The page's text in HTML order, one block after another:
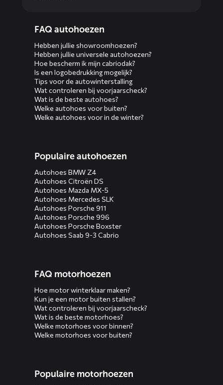
menusFAQ autohoezen
Hebben jullie showroomhoezen?
Hebben jullie universele autohoezen?
Hoe bescherm ik mijn cabriodak?
Is een logobedrukking mogelijk?
Tips voor de autowinterstalling
Wat controleren bij voorjaarscheck?
Wat is de beste autohoes?
Welke autohoes voor buiten?
Welke autohoes voor in de winter?
Populaire autohoezen
Autohoes BMW Z4
Autohoes Citroën DS
Autohoes Mazda MX-5
Autohoes Mercedes SLK
Autohoes Porsche 911
Autohoes Porsche 996
Autohoes Porsche Boxster
Autohoes Saab 9-3 Cabrio
FAQ motorhoezen
Hoe motor winterklaar maken?
Kun je een motor buiten stallen?
Wat controleren bij voorjaarscheck?
Wat is de beste motorhoes?
Welke motorhoes voor binnen?
Welke motorhoes voor buiten?
Populaire motorhoezen